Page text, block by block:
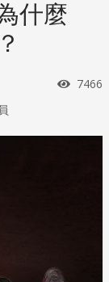
什麼
瀏覽
7466